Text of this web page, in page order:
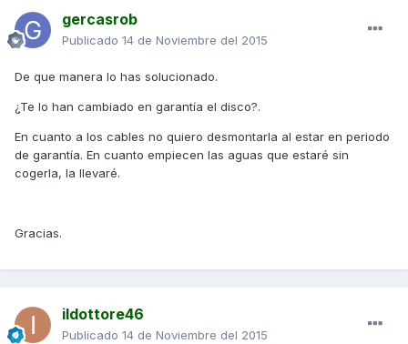
gercasrob
Publicado 14 de Noviembre del 2015
De que manera lo has solucionado.
¿Te lo han cambiado en garantía el disco?.
En cuanto a los cables no quiero desmontarla al estar en periodo
de garantía. En cuanto empiecen las aguas que estaré sin
cogerla, la llevaré.
Gracias.
ildottore46
Publicado 14 de Noviembre del 2015